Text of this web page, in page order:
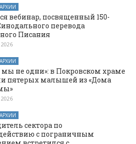
вебинар, посвященный 150-
перевода
Писания
мы не одни»: в Покровском храме
пятерых малышей из «Дома
сектора по
с пограничным